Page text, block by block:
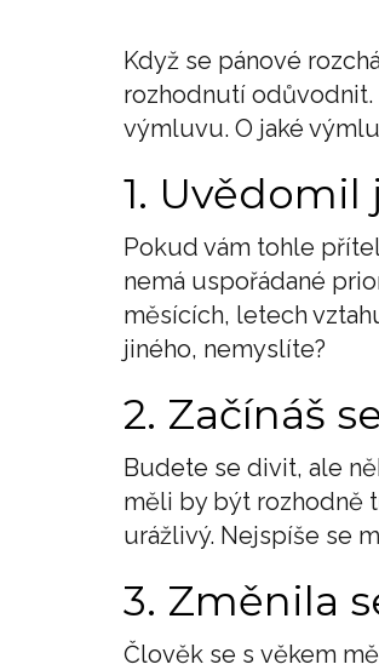
Když se pánové
rozhodnutí
výmluvu. O jaké
1.
Pokud vám tohle
nemá uspořádané
měsících, letech
jiného, nemyslíte?
2. Začínáš
Budete se divit, ale
měli by být rozhodně
urážlivý. Nejspíše se
3. Změnila
Člověk se s věkem